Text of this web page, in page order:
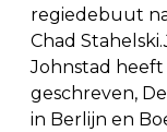
regiedebuut
Chad Stahelski.
Johnstad
geschreven,
in Berlijn en